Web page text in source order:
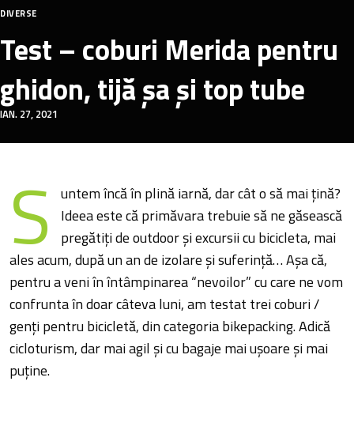
DIVERSE
Test – coburi Merida pentru
ghidon, tijă șa și top tube
IAN. 27, 2021
S
untem încă în plină iarnă, dar cât o să mai țină?
Ideea este că primăvara trebuie să ne găsească
pregătiți de outdoor și excursii cu bicicleta, mai
ales acum, după un an de izolare și suferință… Așa că,
pentru a veni în întâmpinarea “nevoilor” cu care ne vom
confrunta în doar câteva luni, am testat trei coburi /
genți pentru bicicletă, din categoria bikepacking. Adică
cicloturism, dar mai agil și cu bagaje mai ușoare și mai
puține.